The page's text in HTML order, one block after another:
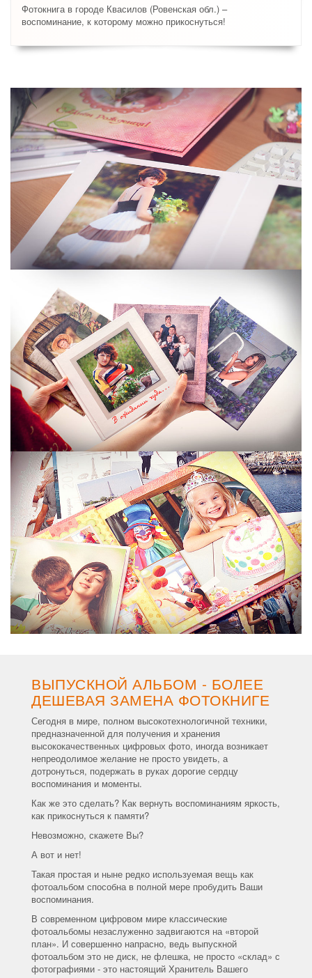
Фотокнига в городе Квасилов (Ровенская обл.) –
воспоминание, к которому можно прикоснуться!
ВЫПУСКНОЙ АЛЬБОМ - БОЛЕЕ
ДЕШЕВАЯ ЗАМЕНА ФОТОКНИГЕ
Сегодня в мире, полном высокотехнологичной техники,
предназначенной для получения и хранения
высококачественных цифровых фото, иногда возникает
непреодолимое желание не просто увидеть, а
дотронуться, подержать в руках дорогие сердцу
воспоминания и моменты.
Как же это сделать? Как вернуть воспоминаниям яркость,
как прикоснуться к памяти?
Невозможно, скажете Вы?
А вот и нет!
Такая простая и ныне редко используемая вещь как
фотоальбом способна в полной мере пробудить Ваши
воспоминания.
В современном цифровом мире классические
фотоальбомы незаслуженно задвигаются на «второй
план». И совершенно напрасно, ведь выпускной
фотоальбом это не диск, не флешка, не просто «склад» с
фотографиями - это настоящий Хранитель Вашего